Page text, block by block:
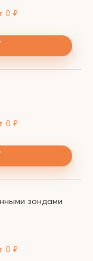
0 ₽
0 ₽
зондами
0 ₽